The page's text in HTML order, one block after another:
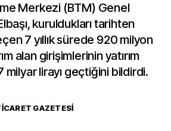
Merkezi (BTM) Genel
kuruldukları tarihten
7 yıllık sürede 920 milyon
alan girişimlerinin yatırım
lirayı geçtiğini bildirdi.
GAZETESI